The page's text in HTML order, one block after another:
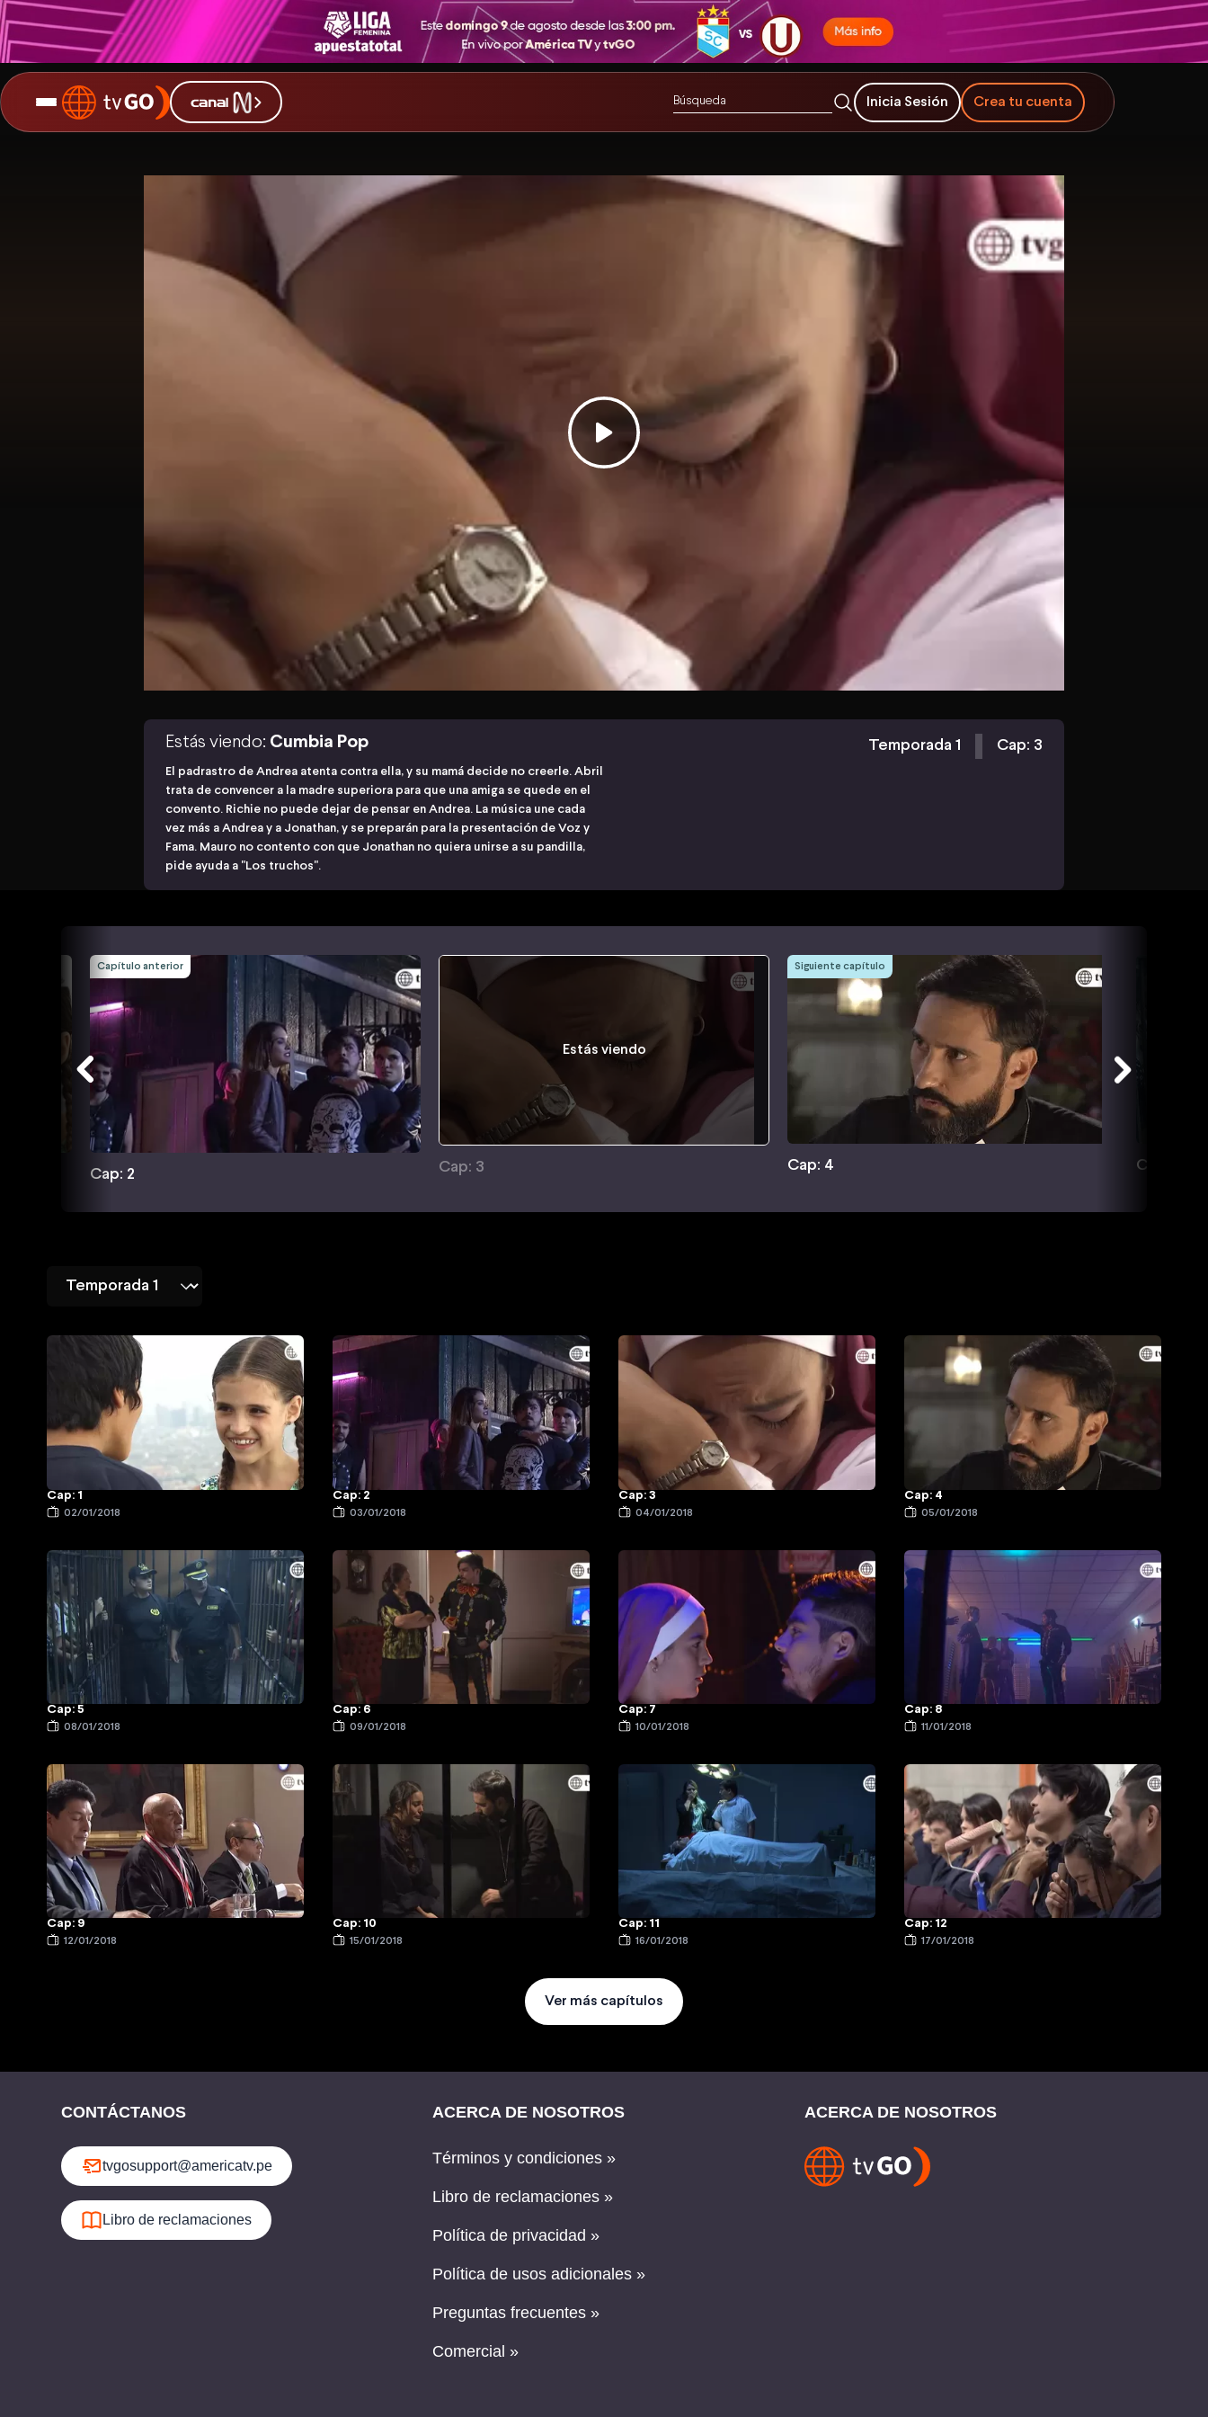
Inicia Sesión Crea tu cuenta
Estás viendo: Cumbia Pop
El padrastro de Andrea atenta contra ella, y su mamá decide no creerle. Abril
trata de convencer a la madre superiora para que una amiga se quede en el
convento. Richie no puede dejar de pensar en Andrea. La música une cada
vez más a Andrea y a Jonathan, y se preparán para la presentación de Voz y
Fama. Mauro no contento con que Jonathan no quiera unirse a su pandilla,
pide ayuda a "Los truchos".
Temporada 1 Cap: 3
Capítulo anterior
Cap: 2
Estás viendo
Cap: 3
Siguiente capítulo
Cap: 4 Cap: 5
Cap: 1
02/01/2018
Cap: 2
03/01/2018
Cap: 3
04/01/2018
Cap: 4
05/01/2018
Cap: 5
08/01/2018
Cap: 6
09/01/2018
Cap: 7
10/01/2018
Cap: 8
11/01/2018
Cap: 9
12/01/2018
Cap: 10
15/01/2018
Cap: 11
16/01/2018
Cap: 12
17/01/2018
Ver más capítulos
CONTÁCTANOS
tvgosupport@americatv.pe
Libro de reclamaciones
ACERCA DE NOSOTROS
Términos y condiciones »
Libro de reclamaciones »
Política de privacidad »
Política de usos adicionales »
Preguntas frecuentes »
Comercial »
ACERCA DE NOSOTROS